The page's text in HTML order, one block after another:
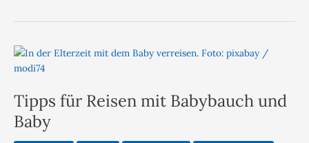
Tipps für Reisen mit Babybauch und
Baby